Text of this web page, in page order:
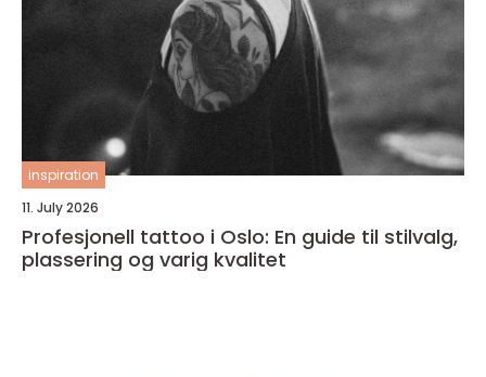
inspiration
11. July 2026
Profesjonell tattoo i Oslo: En guide til stilvalg,
plassering og varig kvalitet